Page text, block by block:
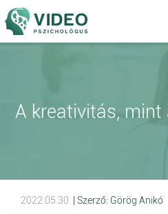
A kreativitás, mint
2022.05.30. | Szerző: Görög Anikó